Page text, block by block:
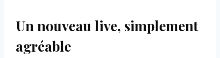
Un nouveau live, simplement
agréable